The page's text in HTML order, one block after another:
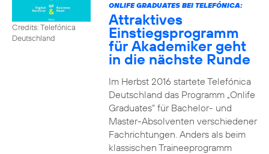
Credits: Telefónica
Deutschland
ONLIFE GRADUATES BEI TELEFÓNICA:
Attraktives
Einstiegsprogramm
für Akademiker geht
in die nächste Runde
Im Herbst 2016 startete Telefónica
Deutschland das Programm „Onlife
Graduates“ für Bachelor- und
Master-Absolventen verschiedener
Fachrichtungen. Anders als beim
klassischen Traineeprogramm